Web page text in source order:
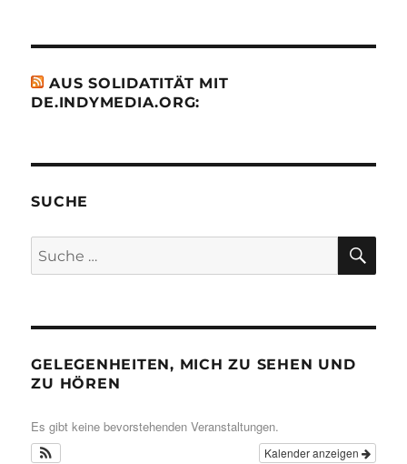
AUS SOLIDATITÄT MIT
DE.INDYMEDIA.ORG:
SUCHE
Suche
nach:
GELEGENHEITEN, MICH ZU SEHEN UND
ZU HÖREN
Es gibt keine bevorstehenden Veranstaltungen.
Kalender anzeigen